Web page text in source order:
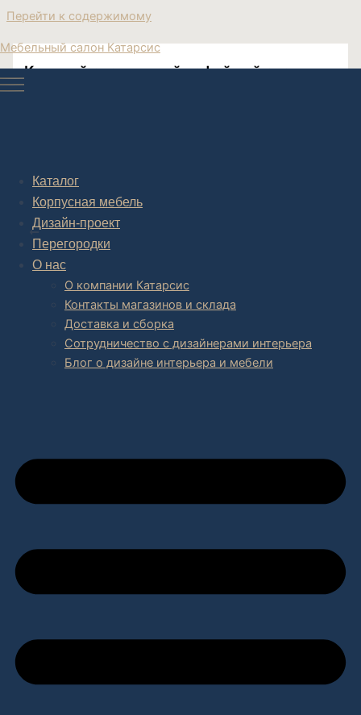
Перейти к содержимому
Мебельный салон Катарсис
Каталог
Корпусная мебель
Дизайн-проект
Перегородки
О нас
О компании Катарсис
Контакты магазинов и склада
Доставка и сборка
Сотрудничество с дизайнерами интерьера
Блог о дизайне интерьера и мебели
Круглый стеклянный кофейный столик
Post navigation
НАЗАД